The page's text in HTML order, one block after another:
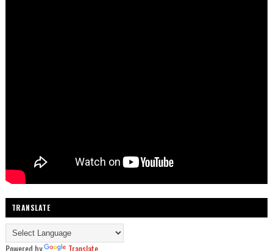
TRANSLATE
Powered by Translate